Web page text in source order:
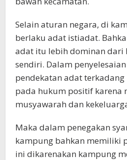
Selain aturan negara, di
berlaku adat istiadat.
adat itu lebih dominan dari
sendiri. Dalam
pendekatan adat
pada hukum positif karena
musyawarah dan
Maka dalam penegakan
kampung bahkan memiliki
ini dikarenakan kampung